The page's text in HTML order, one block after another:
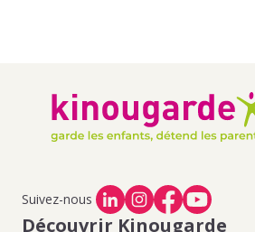
Suivez-nous
Découvrir Kinougarde